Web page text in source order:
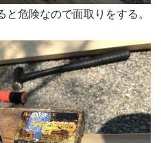
危険なので面取りをする。